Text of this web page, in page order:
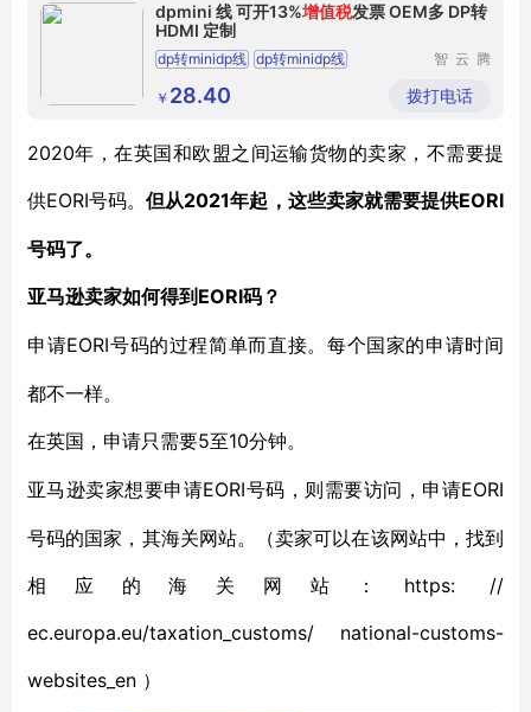
dpmini 线 可开13%增值税发票 OEM多 DP转
HDMI 定制
dp转minidp线 dp转minidp线
智云腾
科技有限
公司
￥ 28.40 拨打电话
2020年，在英国和欧盟之间运输货物的卖家，不需要提
供EORI号码。但从2021年起，这些卖家就需要提供EORI
号码了。
亚马逊卖家如何得到 EORI码？
申请EORI号码的过程简单而直接。每个国家的申请时间
都不一样。
在英国，申请只需要5至10分钟。
亚马逊卖家想要申请EORI号码，则需要访问，申请EORI
号码的国家，其海关网站。（卖家可以在该网站中，找到
相应的海关网站：https: //
ec.europa.eu/taxation_customs/ national-customs-
websites_en ）